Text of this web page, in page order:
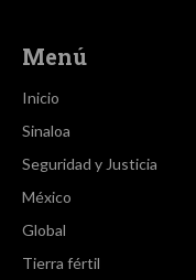
Menú
Inicio
Sinaloa
Seguridad y Justicia
México
Global
Tierra fértil